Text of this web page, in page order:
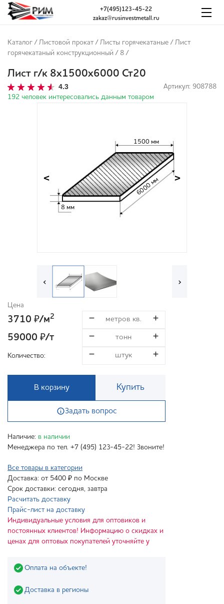
zakaz@rusinvestmetall.ru
+7(495)123-45-22
Каталог / Листовой прокат / Листы горячекатаные / Лист
горячекатаный конструкционный / 8 /
Лист г/к 8х1500х6000 Ст20
4.3
Артикул: 908788
192 человек интересовались данным товаром
1500 мм
6000 мм
8 мм
< >
‹ ›
Цена
3710 ₽/м2
59000 ₽/т
Количество:
В корзину Купить
Задать вопрос
Наличие: в наличии
Менеджера по тел. +7 (495) 123-45-22! Звоните!
Все товары в категории
Доставка: от 5400 ₽ по Москве
Срок доставки: сегодня, завтра
Расчитать доставку
Прайс-лист на доставку
Индивидуальные условия для оптовиков и
постоянных клиентов! Информацию о скидках и
ценах для оптовых покупателей уточняйте у
Оплата на объекте!
Доставка в регионы